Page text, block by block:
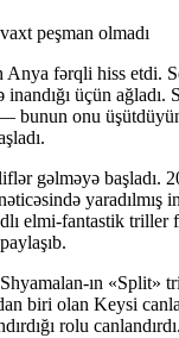
fərqli hiss etdi.
üçün
— bunun onu
gəlməyə başladı.
yaradılmış
elmi-fantastik triller
ın «Split»
biri olan Keysi
rolu canlandırdı.